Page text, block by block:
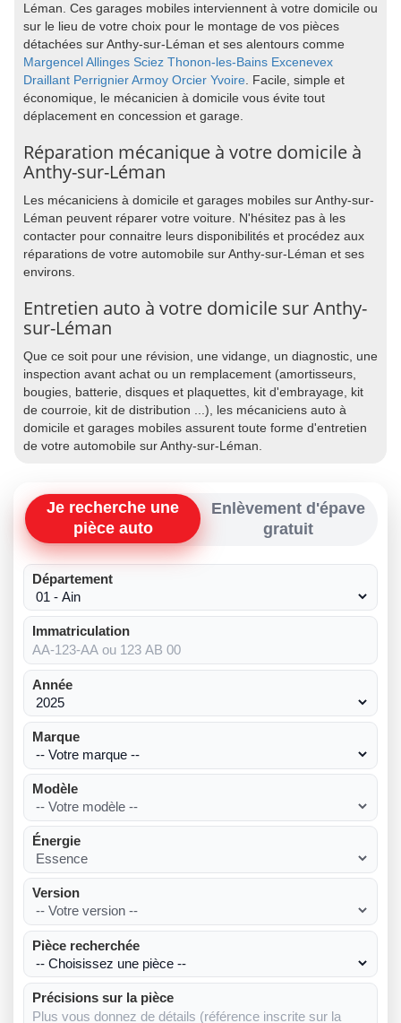
Léman. Ces garages mobiles interviennent à votre domicile ou
sur le lieu de votre choix pour le montage de vos pièces
détachées sur Anthy-sur-Léman et ses alentours comme
MargencelAllinges Sciez Thonon-les-Bains Excenevex
Draillant PerrignierArmoy Orcier Yvoire. Facile, simple et
économique, le mécanicien à domicile vous évite tout
déplacement en concession et garage.
Réparation mécanique à votre domicile à
Anthy-sur-Léman
Les mécaniciens à domicile et garages mobiles sur Anthy-sur-
Léman peuvent réparer votre voiture. N'hésitez pas à les
contacter pour connaitre leurs disponibilités et procédez aux
réparations de votre automobile sur Anthy-sur-Léman et ses
environs.
Entretien auto à votre domicile sur Anthy-
sur-Léman
Que ce soit pour une révision, une vidange, un diagnostic, une
inspection avant achat ou un remplacement (amortisseurs,
bougies, batterie, disques et plaquettes, kit d'embrayage, kit
de courroie, kit de distribution ...), les mécaniciens auto à
domicile et garages mobiles assurent toute forme d'entretien
de votre automobile sur Anthy-sur-Léman.
Je recherche une
pièce auto
Enlèvement d'épave
gratuit
Département
Immatriculation
Année
Marque
Modèle
Énergie
Version
Pièce recherchée
Précisions sur la pièce